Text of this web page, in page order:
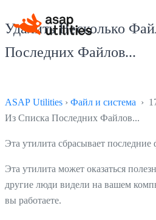
Удалить Несколько
Последних Файлов...
ASAP Utilities › Файл и система ›
Из Списка Последних Файлов...
Эта утилита сбрасывает
Эта утилита может оказаться
другие люди видели на вашем
вы работаете.